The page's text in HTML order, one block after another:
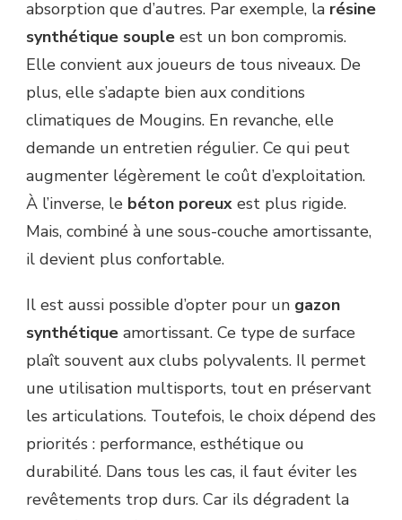
absorption que d’autres. Par exemple, la résine
synthétique souple est un bon compromis.
Elle convient aux joueurs de tous niveaux. De
plus, elle s’adapte bien aux conditions
climatiques de Mougins. En revanche, elle
demande un entretien régulier. Ce qui peut
augmenter légèrement le coût d’exploitation.
À l’inverse, le béton poreux est plus rigide.
Mais, combiné à une sous-couche amortissante,
il devient plus confortable.
Il est aussi possible d’opter pour un gazon
synthétique amortissant. Ce type de surface
plaît souvent aux clubs polyvalents. Il permet
une utilisation multisports, tout en préservant
les articulations. Toutefois, le choix dépend des
priorités : performance, esthétique ou
durabilité. Dans tous les cas, il faut éviter les
revêtements trop durs. Car ils dégradent la